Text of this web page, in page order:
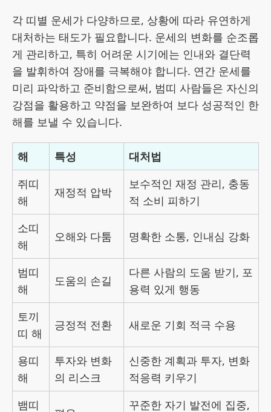
각 띠별 운세가 다양하므로, 상황에 따라 유연하게
대처하는 태도가 필요합니다. 운세의 변화를 순조롭
게 관리하고, 특히 어려운 시기에는 인내와 결단력
을 발휘하여 장애를 극복해야 합니다. 연간 운세를
미리 파악하고 준비함으로써, 범띠 사람들은 자신의
강점을 활용하고 약점을 보완하여 보다 성공적인 한
해를 보낼 수 있습니다.
해 특성
대처법
쥐띠
해
재정적 압박
보수적인 재정 관리, 충동
적 소비 피하기
소띠
해
오해와 다툼 명확한 소통, 인내심 강화
범띠
해
도움의 손길
다른 사람의 도움 받기, 포
용력 있게 행동
토끼
띠 해
긍정적 전환 새로운 기회 적극 수용
용띠
해
투자와 변화
의 리스크
신중한 계획과 투자, 변화
적응력 키우기
뱀띠
꾸준한 자기 발전에 집중,